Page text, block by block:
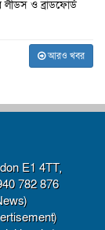
লীডস ও ব্রাডফোর্ড
আরও খবর
E1 4TT,
782 876